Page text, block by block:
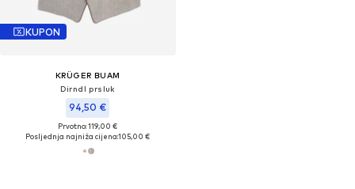
KUPON
KRÜGER BUAM
Dirndl prsluk
94,50 €
Prvotno: 119,00 €
Posljednja najniža cijena:105,00 €